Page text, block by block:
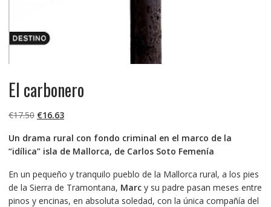
El carbonero
€17.50 El
original
era:
€16.63El
actual
es:
Un drama rural con fondo criminal en el marco de la
“idílica” isla de Mallorca, de Carlos Soto Femenía
En un pequeño y tranquilo pueblo de la Mallorca rural, a los pies
de la Sierra de Tramontana, Marcy su padre pasan meses entre
pinos y encinas, en absoluta soledad, con la única compañía del